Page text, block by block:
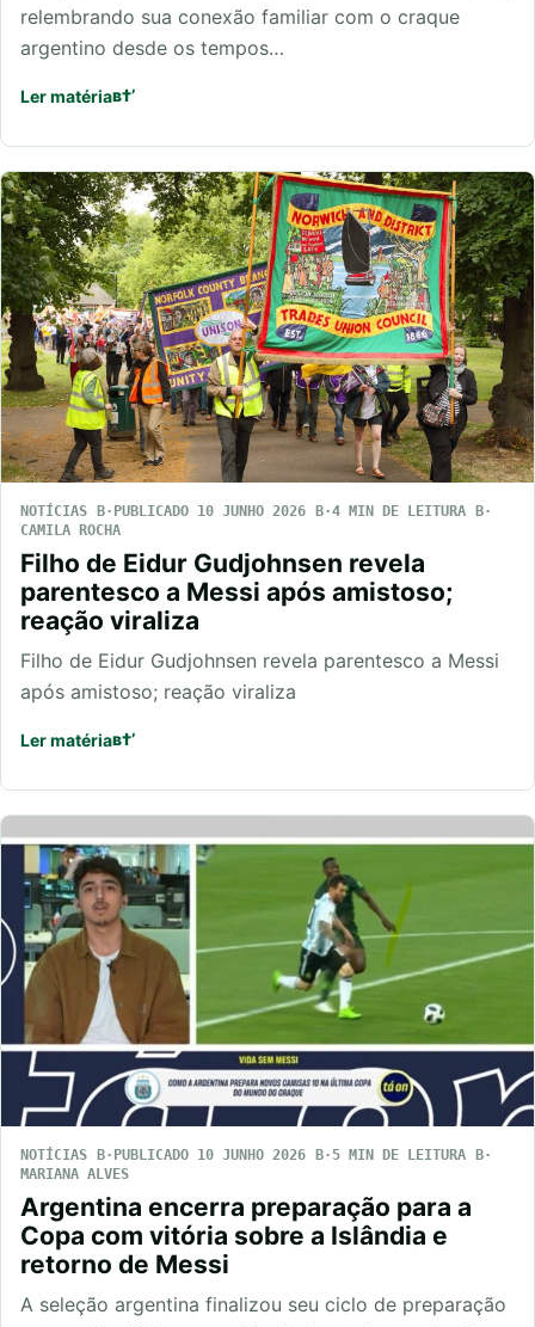
relembrando sua conexão familiar com o craque
argentino desde os tempos…
Ler matéria
NOTÍCIAS PUBLICADO 10 JUNHO 2026
4 MIN DE LEITURA
CAMILA ROCHA
Filho de Eidur Gudjohnsen revela
parentesco a Messi após amistoso;
reação viraliza
Filho de Eidur Gudjohnsen revela parentesco a Messi
após amistoso; reação viraliza
Ler matéria
NOTÍCIAS PUBLICADO 10 JUNHO 2026
5 MIN DE LEITURA
MARIANA ALVES
Argentina encerra preparação para a
Copa com vitória sobre a Islândia e
retorno de Messi
A seleção argentina finalizou seu ciclo de preparação